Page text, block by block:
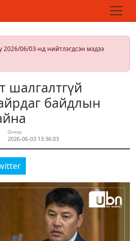
2026/06/03-нд нийтлэгдсэн мэдээ
шалгалтгүй
байдлын
Огноо
2026-06-03 13:36:03